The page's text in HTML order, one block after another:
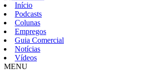
Início
Podcasts
Colunas
Empregos
Guia Comercial
Notícias
Vídeos
MENU